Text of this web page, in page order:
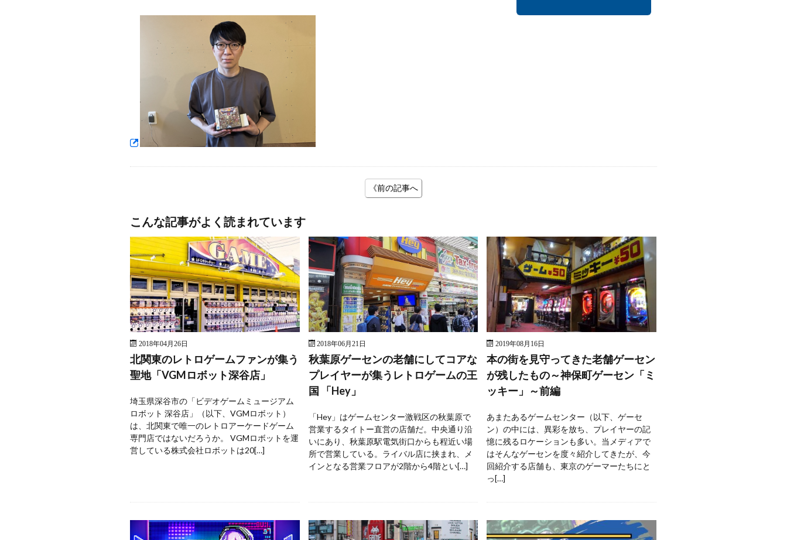
《前の記事へ
こんな記事がよく読まれています
2018年04月26日
北関東のレトロゲームファンが集う
聖地「VGMロボット深谷店」
埼玉県深谷市の「ビデオゲームミュージアム
ロボット 深谷店」（以下、VGMロボット）
は、北関東で唯一のレトロアーケードゲーム
専門店ではないだろうか。 VGMロボットを運
営している株式会社ロボットは20[…]
2018年06月21日
秋葉原ゲーセンの老舗にしてコアな
プレイヤーが集うレトロゲームの王
国 「Hey」
「Hey」はゲームセンター激戦区の秋葉原で
営業するタイトー直営の店舗だ。中央通り沿
いにあり、秋葉原駅電気街口からも程近い場
所で営業している。ライバル店に挟まれ、メ
インとなる営業フロアが2階から4階とい[…]
2019年08月16日
本の街を見守ってきた老舗ゲーセン
が残したもの～神保町ゲーセン「ミ
ッキー」～前編
あまたあるゲームセンター（以下、ゲーセ
ン）の中には、異彩を放ち、プレイヤーの記
憶に残るロケーションも多い。当メディアで
はそんなゲーセンを度々紹介してきたが、今
回紹介する店舗も、東京のゲーマーたちにと
っ[…]